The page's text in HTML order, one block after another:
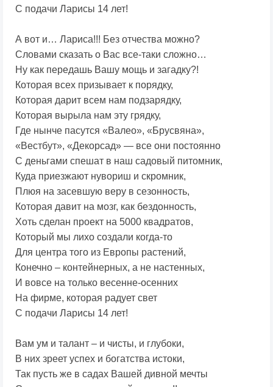
С подачи Ларисы 14 лет!
А вот и… Лариса!!! Без отчества можно?
Словами сказать о Вас все-таки сложно…
Ну как передашь Вашу мощь и загадку?!
Которая всех призывает к порядку,
Которая дарит всем нам подзарядку,
Которая вырыла нам эту грядку,
Где нынче пасутся «Валео», «Брусвяна»,
«Вестбут», «Декорсад» — все они постоянно
С деньгами спешат в наш садовый питомник,
Куда приезжают нувориш и скромник,
Плюя на засевшую веру в сезонность,
Которая давит на мозг, как бездонность,
Хоть сделан проект на 5000 квадратов,
Который мы лихо создали когда-то
Для центра того из Европы растений,
Конечно – контейнерных, а не настенных,
И вовсе на только весенне-осенних
На фирме, которая радует свет
С подачи Ларисы 14 лет!
Вам ум и талант – и чисты, и глубоки,
В них зреет успех и богатства истоки,
Так пусть же в садах Вашей дивной мечты